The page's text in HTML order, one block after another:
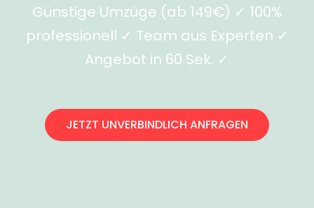
Günstige Umzüge (ab 149€) ✓ 100%
professionell ✓ Team aus Experten ✓
Angebot in 60 Sek. ✓
JETZT UNVERBINDLICH ANFRAGEN